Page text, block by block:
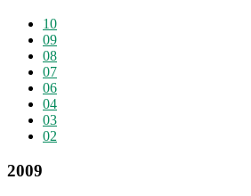
10
09
08
07
06
04
03
02
2009